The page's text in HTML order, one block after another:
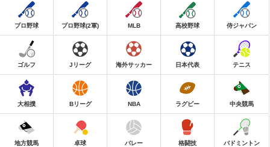
プロ野球 プロ野球(2軍) MLB 高校野球 侍ジャパン
ゴルフ Jリーグ 海外サッカー 日本代表 テニス
大相撲 Bリーグ NBA ラグビー 中央競馬
地方競馬 卓球 バレー 格闘技 バドミントン